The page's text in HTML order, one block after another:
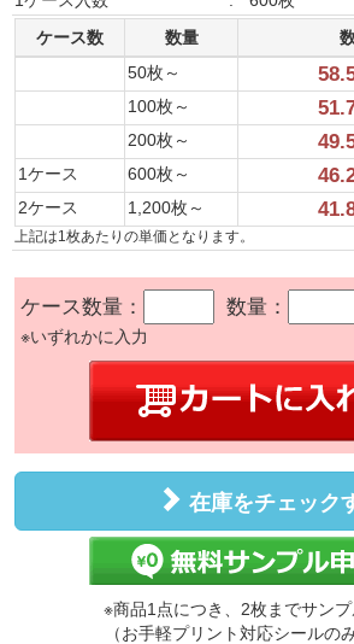
ケース数
数量
50枚～
100枚～
200枚～
1ケース
600枚～
2ケース
1,200枚～
上記は1枚あたりの単価となります。
ケース数量： 数量：
※いずれかに入力
在庫をチェック
※商品1点につき、2枚までサン
（お手軽プリント対応シールの